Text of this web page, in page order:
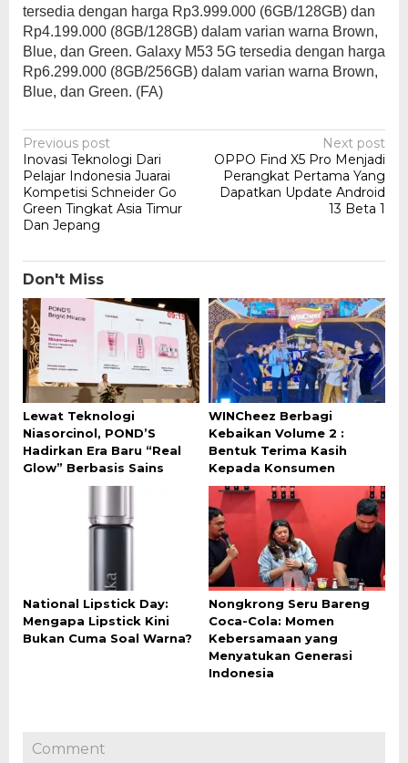
tersedia dengan harga Rp3.999.000 (6GB/128GB) dan
Rp4.199.000 (8GB/128GB) dalam varian warna Brown,
Blue, dan Green. Galaxy M53 5G tersedia dengan harga
Rp6.299.000 (8GB/256GB) dalam varian warna Brown,
Blue, dan Green. (FA)
Post
navigation
Previous post
Inovasi Teknologi Dari
Pelajar Indonesia Juarai
Kompetisi Schneider Go
Green Tingkat Asia Timur
Dan Jepang
Next post
OPPO Find X5 Pro Menjadi
Perangkat Pertama Yang
Dapatkan Update Android
13 Beta 1
Don't Miss
Lewat Teknologi
Niasorcinol, POND’S
Hadirkan Era Baru “Real
Glow” Berbasis Sains
WINCheez Berbagi
Kebaikan Volume 2 :
Bentuk Terima Kasih
Kepada Konsumen
National Lipstick Day:
Mengapa Lipstick Kini
Bukan Cuma Soal Warna?
Nongkrong Seru Bareng
Coca-Cola: Momen
Kebersamaan yang
Menyatukan Generasi
Indonesia
Comment